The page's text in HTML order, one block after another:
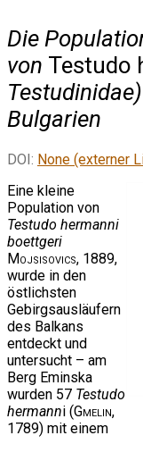
Die
von Testudo
Bulgarien
DOI: None (externer
Eine kleine
Population von
Testudo hermanni
boettgeri
Mojsisovics, 1889,
wurde in den
östlichsten
Gebirgsausläufern
des Balkans
entdeckt und
untersucht – am
Berg Eminska
wurden 57 Testudo
hermanni (Gmelin,
1789) mit einem